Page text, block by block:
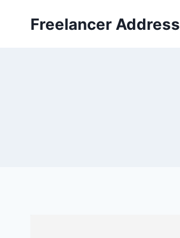
Freelancer Address